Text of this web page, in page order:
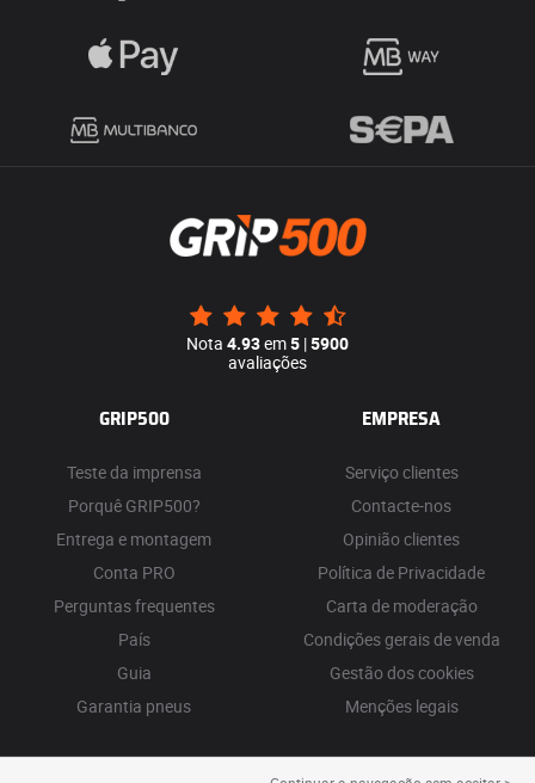
Nota 4.93em5 |5900
avaliações
GRIP500
Teste da imprensa
Porquê GRIP500?
Entrega e montagem
Conta PRO
Perguntas frequentes
País
Guia
Garantia pneus
EMPRESA
Serviço clientes
Contacte-nos
Opinião clientes
Política de Privacidade
Carta de moderação
Condições gerais de venda
Gestão dos cookies
Menções legais